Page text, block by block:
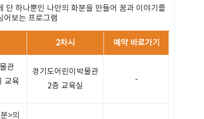
단 하나뿐인 나만의 화분을 만들어 꿈과 이야기를
어보는 프로그램
2차시 예약 바로가기
관
교육
경기도어린이박물관
2층 교육실
-
>의